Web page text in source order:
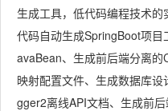
生成工具，低代码编程技术的
代码自动生成SpringBoot项目
avaBean、生成前后端分离
映射配置文件、生成数据库
gger2离线API文档、生成前